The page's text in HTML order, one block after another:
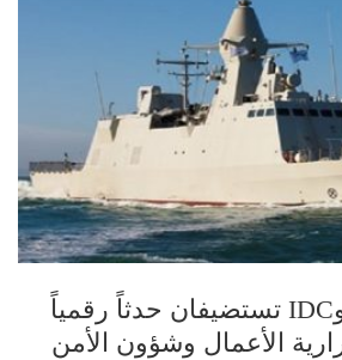
مايكروسوفت وIDC تستضيفان حدثاً رقمياً
الأعمال وشؤون الأمن